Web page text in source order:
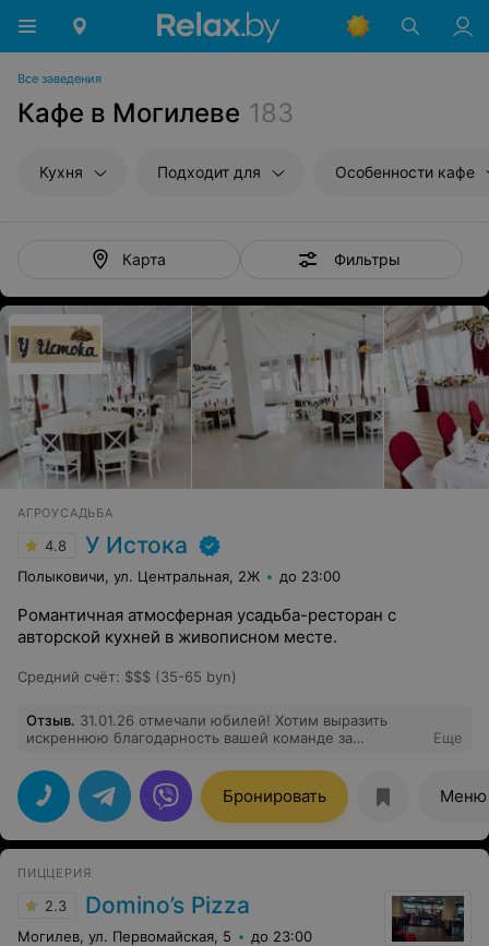
Все заведения
Кафе в Могилеве 183
Кухня Подходит для Особенности кафе
Карта Фильтры
АГРОУСАДЬБА
4.8 У Истока
Полыковичи, ул. Центральная, 2Ж до 23:00
Романтичная атмосферная усадьба-ресторан с
авторской кухней в живописном месте.
Средний счёт: $$$ (35-65 byn)
Отзыв. 31.01.26 отмечали юбилей! Хотим выразить
искреннюю благодарность вашей команде за
уровне: еда, обслуживание, оформление нашего
столика. Гости остались в полном восторге, праздник
удался на славу! Вы профессионалы своего дела!
Еще
Бронировать Меню
ПИЦЦЕРИЯ
2.3 Domino’s Pizza
Могилев, ул. Первомайская, 5 до 23:00